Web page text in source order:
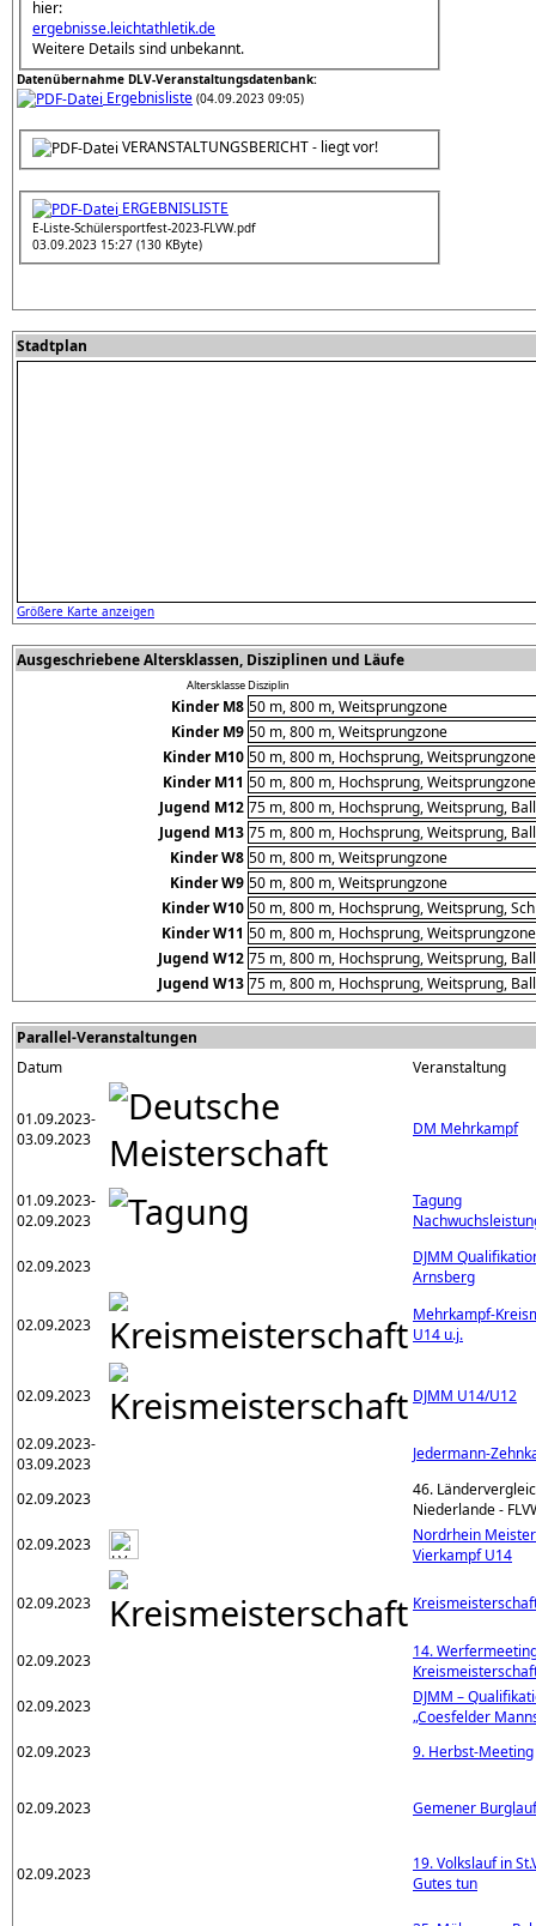
hier:
ergebnisse.leichtathletik.de
Weitere Details sind unbekannt.
Datenübernahme DLV-Veranstaltungsdatenbank:
Ergebnisliste (04.09.2023 09:05)
VERANSTALTUNGSBERICHT - liegt vor!
ERGEBNISLISTE
E-Liste-Schülersportfest-2023-FLVW.pdf
03.09.2023 15:27 (130 KByte)
Stadtplan
Größere Karte anzeigen
Ausgeschriebene Altersklassen, Disziplinen und Läufe
AltersklasseDisziplin
Kinder M8 50 m, 800 m, Weitsprungzone
Kinder M9 50 m, 800 m, Weitsprungzone
Kinder M10 50 m, 800 m, Hochsprung,
Kinder M11 50 m, 800 m, Hochsprung,
Jugend M12 75 m, 800 m, Hochsprung, Weitsprung,
Jugend M13 75 m, 800 m, Hochsprung, Weitsprung,
Kinder W8 50 m, 800 m, Weitsprungzone
Kinder W9 50 m, 800 m, Weitsprungzone
Kinder W10 50 m, 800 m, Hochsprung, Weitsprung,
Kinder W11 50 m, 800 m, Hochsprung,
Jugend W12 75 m, 800 m, Hochsprung, Weitsprung,
Jugend W13 75 m, 800 m, Hochsprung, Weitsprung,
Parallel-Veranstaltungen
Datum
Veranstaltung
01.09.2023-
03.09.2023
DM Mehrkampf
01.09.2023-
02.09.2023
Tagung
02.09.2023
DJMM
Arnsberg
02.09.2023
Mehrkampf-
U14 u.j.
02.09.2023 DJMM U14/U12
02.09.2023-
03.09.2023
Jedermann-
02.09.2023
46.
Niederlande -
02.09.2023
Nordrhein
Vierkampf U14
02.09.2023
02.09.2023
14.
02.09.2023
DJMM –
„Coesfelder
02.09.2023
9. Herbst-Meeting
02.09.2023 Gemener Burglauf
02.09.2023
19. Volkslauf in
Gutes tun